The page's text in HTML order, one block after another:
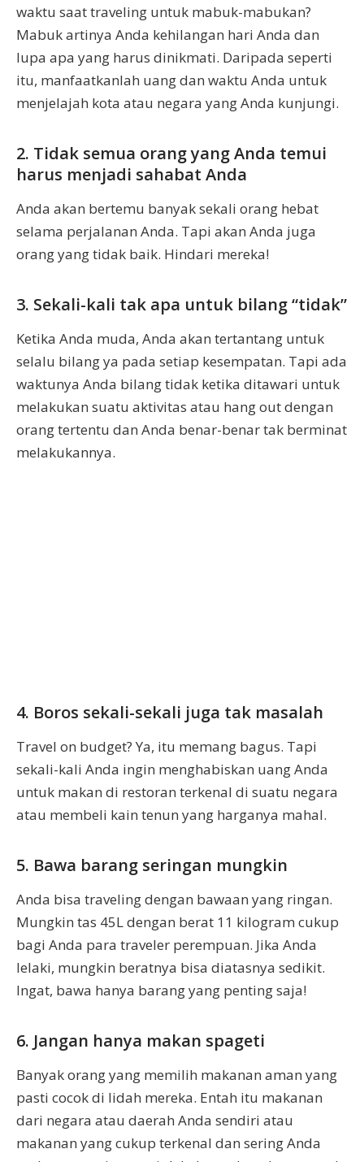
waktu saat traveling untuk mabuk-mabukan?
Mabuk artinya Anda kehilangan hari Anda dan
lupa apa yang harus dinikmati. Daripada seperti
itu, manfaatkanlah uang dan waktu Anda untuk
menjelajah kota atau negara yang Anda kunjungi.
2. Tidak semua orang yang Anda temui
harus menjadi sahabat Anda
Anda akan bertemu banyak sekali orang hebat
selama perjalanan Anda. Tapi akan Anda juga
orang yang tidak baik. Hindari mereka!
3. Sekali-kali tak apa untuk bilang “tidak”
Ketika Anda muda, Anda akan tertantang untuk
selalu bilang ya pada setiap kesempatan. Tapi ada
waktunya Anda bilang tidak ketika ditawari untuk
melakukan suatu aktivitas atau hang out dengan
orang tertentu dan Anda benar-benar tak berminat
melakukannya.
4. Boros sekali-sekali juga tak masalah
Travel on budget? Ya, itu memang bagus. Tapi
sekali-kali Anda ingin menghabiskan uang Anda
untuk makan di restoran terkenal di suatu negara
atau membeli kain tenun yang harganya mahal.
5. Bawa barang seringan mungkin
Anda bisa traveling dengan bawaan yang ringan.
Mungkin tas 45L dengan berat 11 kilogram cukup
bagi Anda para traveler perempuan. Jika Anda
lelaki, mungkin beratnya bisa diatasnya sedikit.
Ingat, bawa hanya barang yang penting saja!
6. Jangan hanya makan spageti
Banyak orang yang memilih makanan aman yang
pasti cocok di lidah mereka. Entah itu makanan
dari negara atau daerah Anda sendiri atau
makanan yang cukup terkenal dan sering Anda